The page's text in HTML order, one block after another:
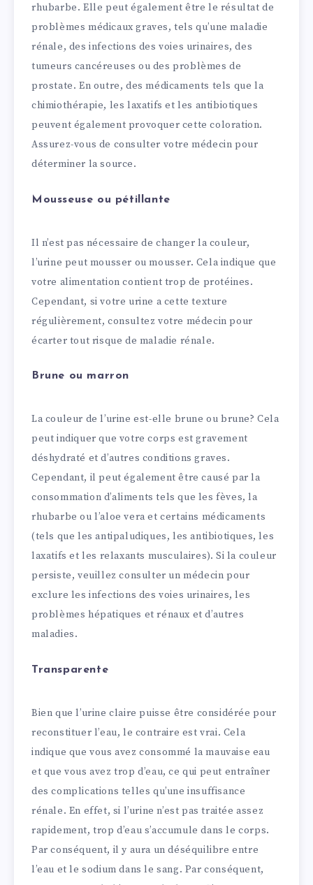
rhubarbe. Elle peut également être le résultat de
problèmes médicaux graves, tels qu’une maladie
rénale, des infections des voies urinaires, des
tumeurs cancéreuses ou des problèmes de
prostate. En outre, des médicaments tels que la
chimiothérapie, les laxatifs et les antibiotiques
peuvent également provoquer cette coloration.
Assurez-vous de consulter votre médecin pour
déterminer la source.
Mousseuse ou pétillante
Il n’est pas nécessaire de changer la couleur,
l’urine peut mousser ou mousser. Cela indique que
votre alimentation contient trop de protéines.
Cependant, si votre urine a cette texture
régulièrement, consultez votre médecin pour
écarter tout risque de maladie rénale.
Brune ou marron
La couleur de l’urine est-elle brune ou brune? Cela
peut indiquer que votre corps est gravement
déshydraté et d’autres conditions graves.
Cependant, il peut également être causé par la
consommation d’aliments tels que les fèves, la
rhubarbe ou l’aloe vera et certains médicaments
(tels que les antipaludiques, les antibiotiques, les
laxatifs et les relaxants musculaires). Si la couleur
persiste, veuillez consulter un médecin pour
exclure les infections des voies urinaires, les
problèmes hépatiques et rénaux et d’autres
maladies.
Transparente
Bien que l’urine claire puisse être considérée pour
reconstituer l’eau, le contraire est vrai. Cela
indique que vous avez consommé la mauvaise eau
et que vous avez trop d’eau, ce qui peut entraîner
des complications telles qu’une insuffisance
rénale. En effet, si l’urine n’est pas traitée assez
rapidement, trop d’eau s’accumule dans le corps.
Par conséquent, il y aura un déséquilibre entre
l’eau et le sodium dans le sang. Par conséquent,